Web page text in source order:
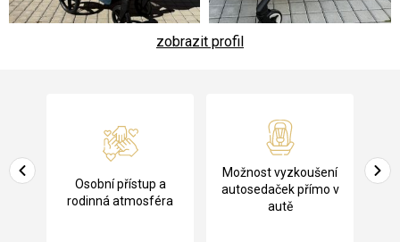
zobrazit profil
a
Osobní přístup a
rodinná atmosféra
Možnost vyzkoušení
autosedaček přímo v
autě